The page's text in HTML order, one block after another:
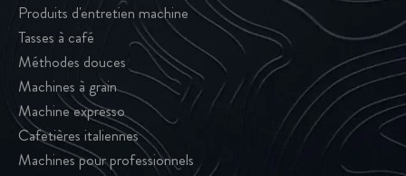
Produits d'entretien machine
Tasses à café
Méthodes douces
Machines à grain
Machine expresso
Cafetières italiennes
Machines pour professionnels